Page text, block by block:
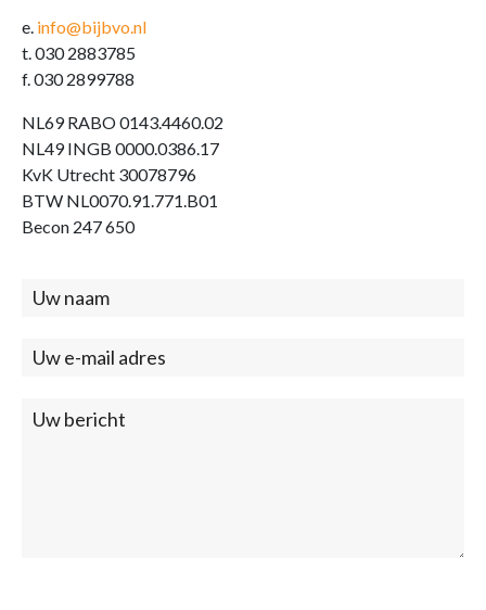
e. info@bijbvo.nl
t. 030 2883785
f. 030 2899788
NL69 RABO 0143.4460.02
NL49 INGB 0000.0386.17
KvK Utrecht 30078796
BTW NL0070.91.771.B01
Becon 247 650
Contact